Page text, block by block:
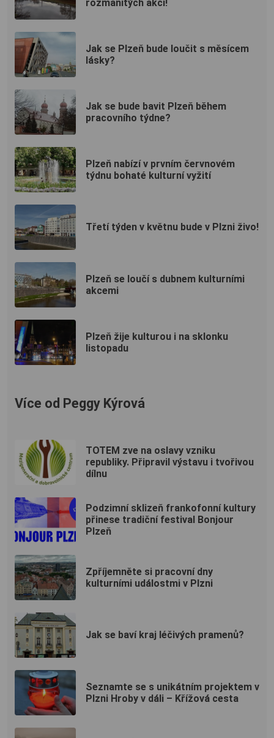
rozmanitých akcí!
Jak se Plzeň bude loučit s měsícem
lásky?
Jak se bude bavit Plzeň během
pracovního týdne?
Plzeň nabízí v prvním červnovém
týdnu bohaté kulturní vyžití
Třetí týden v květnu bude v Plzni živo!
Plzeň se loučí s dubnem kulturními
akcemi
Plzeň žije kulturou i na sklonku
listopadu
Více od Peggy Kýrová
TOTEM zve na oslavy vzniku
republiky. Připravil výstavu i tvořivou
dílnu
Podzimní sklizeň frankofonní kultury
přinese tradiční festival Bonjour
Plzeň
Zpříjemněte si pracovní dny
kulturními událostmi v Plzni
Jak se baví kraj léčivých pramenů?
Seznamte se s unikátním projektem v
Plzni Hroby v dáli – Křížová cesta